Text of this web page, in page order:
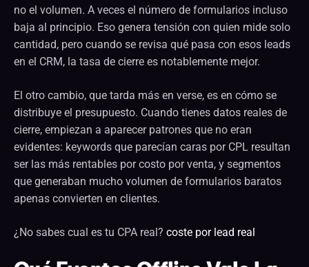
no el volumen. A veces el número de formularios incluso
baja al principio. Eso genera tensión con quien mide solo
cantidad, pero cuando se revisa qué pasa con esos leads
en el CRM, la tasa de cierre es notablemente mejor.
El otro cambio, que tarda más en verse, es en cómo se
distribuye el presupuesto. Cuando tienes datos reales de
cierre, empiezan a aparecer patrones que no eran
evidentes: keywords que parecían caras por CPL resultan
ser las más rentables por costo por venta, y segmentos
que generaban mucho volumen de formularios baratos
apenas convierten en clientes.
¿No sabes cual es tu CPA real? coste por lead real